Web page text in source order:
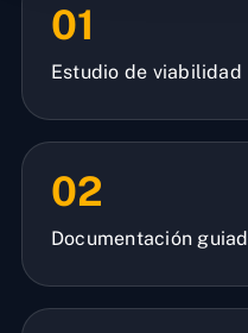
01
Estudio de viabilidad
02
Documentación